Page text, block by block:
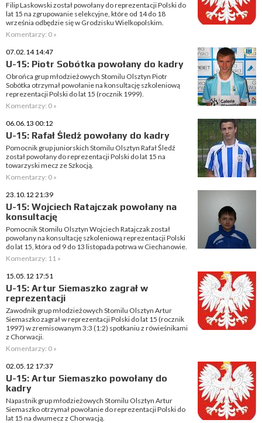
Filip Laskowski został powołany do reprezentacji Polski do
lat 15 na zgrupowanie selekcyjne, które od 14 do 18
września odbędzie się w Grodzisku Wielkopolskim.
Komentarzy: 0 »
07.02.14 14:47
U-15: Piotr Sobótka powołany do kadry
Obrońca grup młodzieżowych Stomilu Olsztyn Piotr
Sobótka otrzymał powołanie na konsultację szkoleniową
reprezentacji Polski do lat 15 (rocznik 1999).
Komentarzy: 0 »
06.06.13 00:12
U-15: Rafał Śledź powołany do kadry
Pomocnik grup juniorskich Stomilu Olsztyn Rafał Śledź
został powołany do reprezentacji Polski do lat 15 na
towarzyski mecz ze Szkocją.
Komentarzy: 0 »
23.10.12 21:39
U-15: Wojciech Ratajczak powołany na
konsultację
Pomocnik Stomilu Olsztyn Wojciech Ratajczak został
powołany na konsultację szkoleniową reprezentacji Polski
do lat 15, która od 9 do 13 listopada potrwa w Ciechanowie.
Komentarzy: 11 »
15.05.12 17:51
U-15: Artur Siemaszko zagrał w
reprezentacji
Zawodnik grup młodzieżowych Stomilu Olsztyn Artur
Siemaszko zagrał w reprezentacji Polski do lat 15 (rocznik
1997) w zremisowanym 3:3 (1:2) spotkaniu z rówieśnikami
z Chorwacji.
Komentarzy: 0 »
02.05.12 17:37
U-15: Artur Siemaszko powołany do
kadry
Napastnik grup młodzieżowych Stomilu Olsztyn Artur
Siemaszko otrzymał powołanie do reprezentacji Polski do
lat 15 na dwumecz z Chorwacją.